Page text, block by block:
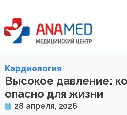
Кардиология
Высокое давление:
опасно для жизни
28 апреля, 2026